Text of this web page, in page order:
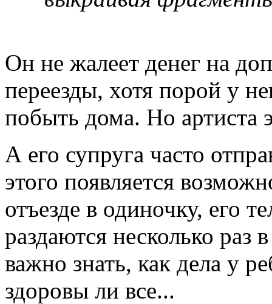
Он не жалеет денег на
переезды, хотя порой у
побыть дома. Но артиста
А его супруга часто
этого появляется
отъезде в одиночку, его
раздаются несколько раз
важно знать, как дела у
здоровы ли все...